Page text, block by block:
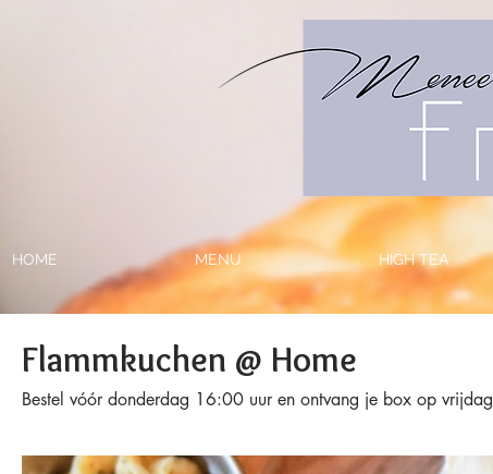
HOME MENU HIGH TEA
Flammkuchen @ Home
Bestel vóór donderdag 16:00 uur en ontvang je box op